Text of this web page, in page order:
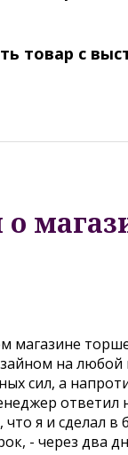
товар с
магазине
на любой
сил, а
ответил
что я и сделал
- через два